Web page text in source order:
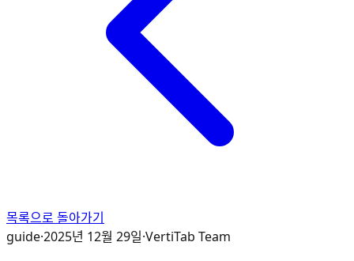
목록으로 돌아가기
guide·2025년 12월 29일·VertiTab Team